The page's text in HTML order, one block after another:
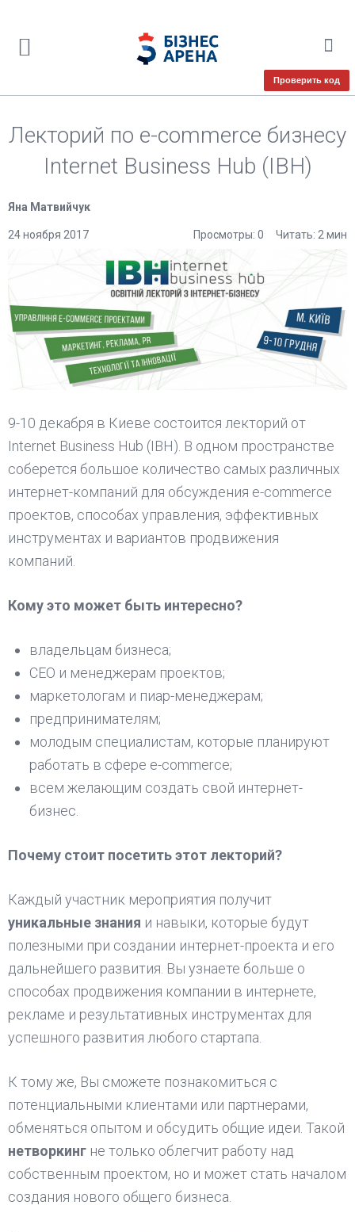
Проверить код
Лекторий по e-commerce бизнесу
Internet Business Hub (IBH)
Яна Матвийчук
24 ноября 2017 Читать: 2 мин
Просмотры: 0
9-10 декабря в Киеве состоится лекторий от
Internet Business Hub (IBH). В одном пространстве
соберется большое количество самых различных
интернет-компаний для обсуждения e-commerce
проектов, способах управления, эффективных
инструментах и вариантов продвижения
компаний.
Кому это может быть интересно?
владельцам бизнеса;
СЕО и менеджерам проектов;
маркетологам и пиар-менеджерам;
предпринимателям;
молодым специалистам, которые планируют
работать в сфере e-commerce;
всем желающим создать свой интернет-
бизнес.
Почему стоит посетить этот лекторий?
Каждый участник мероприятия получит
уникальные знания и навыки, которые будут
полезными при создании интернет-проекта и его
дальнейшего развития. Вы узнаете больше о
способах продвижения компании в интернете,
рекламе и результативных инструментах для
успешного развития любого стартапа.
К тому же, Вы сможете познакомиться с
потенциальными клиентами или партнерами,
обменяться опытом и обсудить общие идеи. Такой
нетворкинг не только облегчит работу над
собственным проектом, но и может стать началом
создания нового общего бизнеса.